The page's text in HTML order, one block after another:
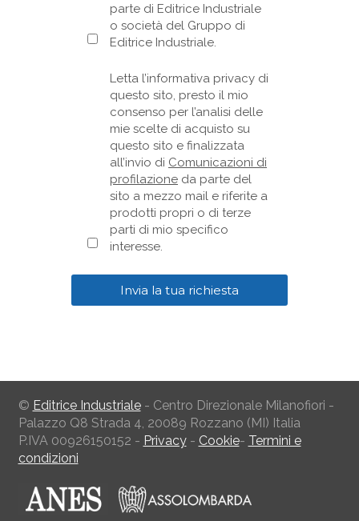
parte di Editrice Industriale
o società del Gruppo di
Editrice Industriale.
Letta l’informativa privacy di
questo sito, presto il mio
consenso per l’analisi delle
mie scelte di acquisto su
questo sito e finalizzata
all’invio di Comunicazioni di
profilazione da parte del
sito a mezzo mail e riferite a
prodotti propri o di terze
parti di mio specifico
interesse.
© Editrice Industriale- Centro Direzionale Milanofiori -
Palazzo Q8 Strada 4, 20089 Rozzano (MI) Italia
P.IVA 00926150152 - Privacy- Cookie- Termini e
condizioni